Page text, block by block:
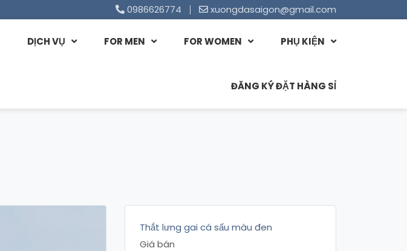
0986626774 xuongdasaigon@gmail.com
DỊCH VỤ FOR MEN FOR WOMEN PHỤ KIỆN
ĐĂNG KÝ ĐẶT HÀNG SỈ
Thắt lưng gai cá sấu màu đen
Giá bán